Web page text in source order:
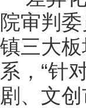
院审判
镇三大
系，“针
剧、文